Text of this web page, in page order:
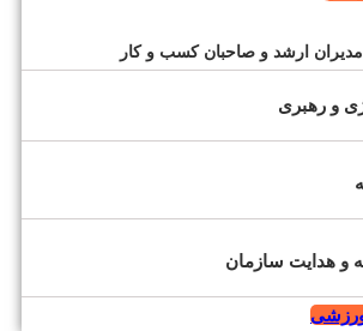
ارشد و صاحبان کسب و کار
و رهبری
و هدایت سازمان